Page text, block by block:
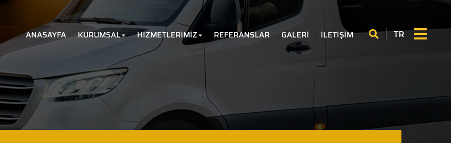
TR
ANASAYFA KURUMSAL HİZMETLERİMİZ REFERANSLAR GALERİ İLETİŞİM